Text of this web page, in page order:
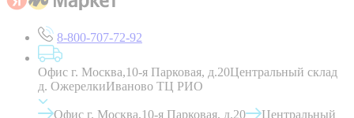
8-800-707-72-92
Офис г. Москва,10-я Парковая, д.20Центральный склад
д. ОжерелкиИваново ТЦ РИО
Офис г. Москва,10-я Парковая, д.20
Центральный